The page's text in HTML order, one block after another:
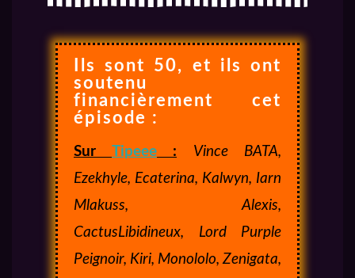
Ils sont 50, et ils ont
soutenu
financièrement cet
épisode :
Sur Tipeee :
Vince BATA,
Ezekhyle, Ecaterina, Kalwyn, Iarn
Mlakuss, Alexis,
CactusLibidineux, Lord Purple
Peignoir, Kiri, Monololo, Zenigata,